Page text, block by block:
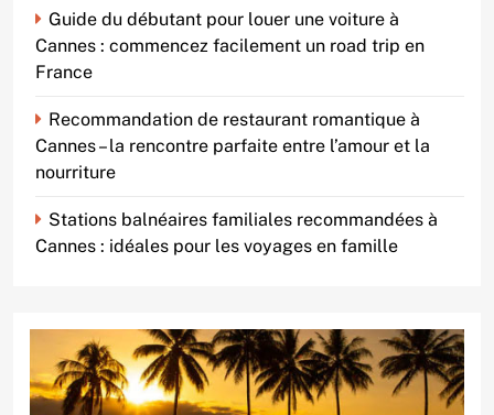
Guide du débutant pour louer une voiture à
Cannes : commencez facilement un road trip en
France
Recommandation de restaurant romantique à
Cannes – la rencontre parfaite entre l’amour et la
nourriture
Stations balnéaires familiales recommandées à
Cannes : idéales pour les voyages en famille